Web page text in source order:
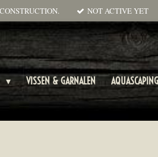
NOT ACTIVE YET
VISSEN & GARNALEN